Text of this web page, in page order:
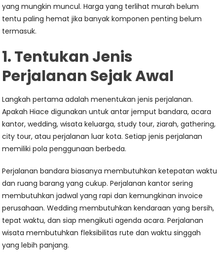
yang mungkin muncul. Harga yang terlihat murah belum
tentu paling hemat jika banyak komponen penting belum
termasuk.
1. Tentukan Jenis
Perjalanan Sejak Awal
Langkah pertama adalah menentukan jenis perjalanan.
Apakah Hiace digunakan untuk antar jemput bandara, acara
kantor, wedding, wisata keluarga, study tour, ziarah, gathering,
city tour, atau perjalanan luar kota. Setiap jenis perjalanan
memiliki pola penggunaan berbeda.
Perjalanan bandara biasanya membutuhkan ketepatan waktu
dan ruang barang yang cukup. Perjalanan kantor sering
membutuhkan jadwal yang rapi dan kemungkinan invoice
perusahaan. Wedding membutuhkan kendaraan yang bersih,
tepat waktu, dan siap mengikuti agenda acara. Perjalanan
wisata membutuhkan fleksibilitas rute dan waktu singgah
yang lebih panjang.